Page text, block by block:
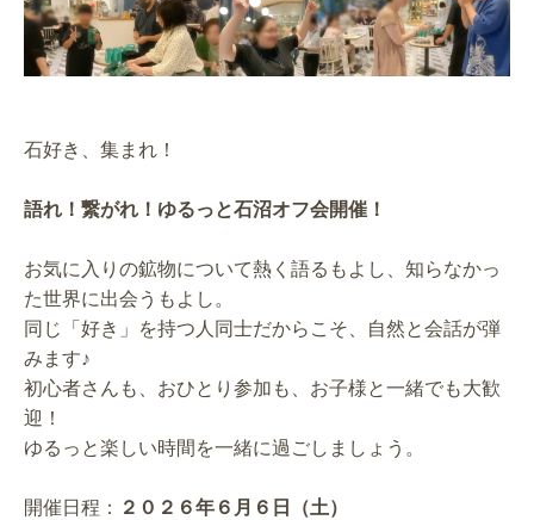
石好き、集まれ！
語れ！繋がれ！ゆるっと石沼オフ会開催！
お気に入りの鉱物について熱く語るもよし、知らなかっ
た世界に出会うもよし。
同じ「好き」を持つ人同士だからこそ、自然と会話が弾
みます♪
初心者さんも、おひとり参加も、お子様と一緒でも大歓
迎！
ゆるっと楽しい時間を一緒に過ごしましょう。
開催日程：
２０２６年６月６日（土）